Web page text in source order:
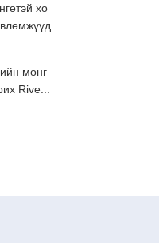
хо
мөнг
Rive...